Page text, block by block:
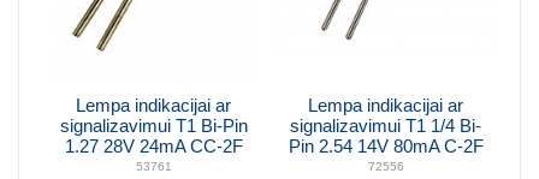
Lempa indikacijai ar
signalizavimui T1 Bi-Pin
1.27 28V 24mA CC-2F
53761
Lempa indikacijai ar
signalizavimui T1 1/4 Bi-
Pin 2.54 14V 80mA C-2F
72556